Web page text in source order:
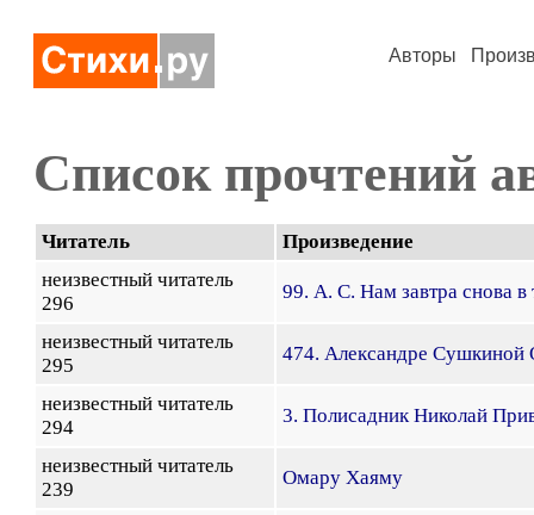
Авторы
Список прочтений
Читатель
Произведение
неизвестный читатель
296
99. А. С. Нам завтра снова в
неизвестный читатель
295
474. Александре Сушкиной
неизвестный читатель
294
3. Полисадник Николай
неизвестный читатель
239
Омару Хаяму